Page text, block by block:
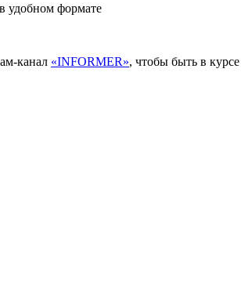
удобном формате
канал «INFORMER», чтобы быть в